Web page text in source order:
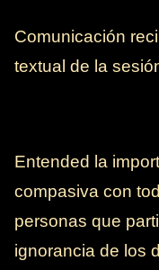
Comunicación
textual de la
Entended la
compasiva con
personas que
ignorancia de los